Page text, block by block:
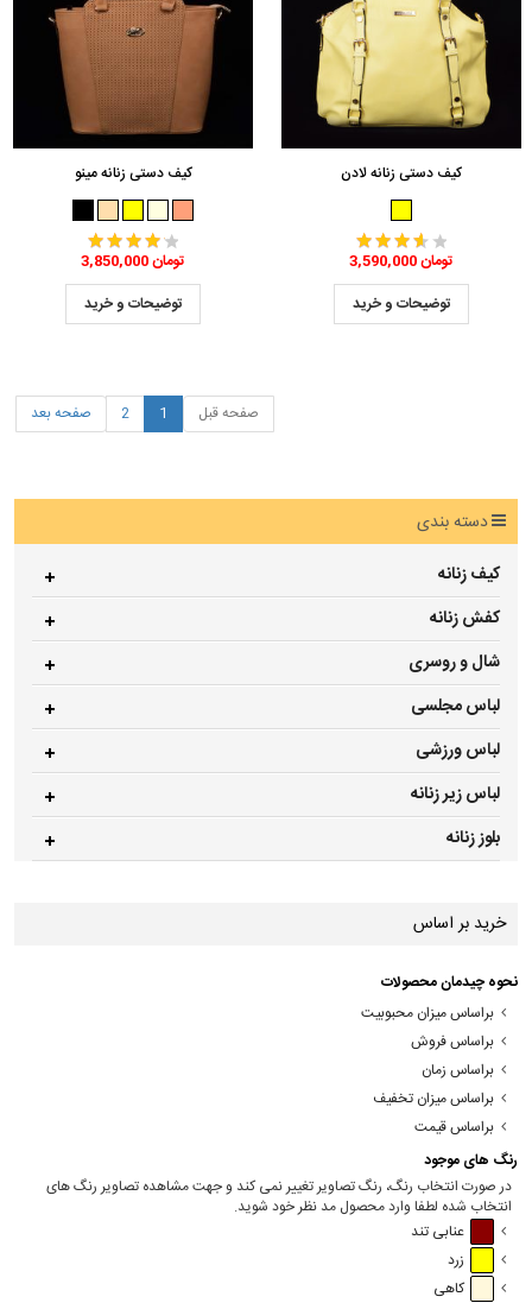
کیف دستی زنانه لادن
3,590,000 تومان
توضیحات و خرید
کیف دستی زنانه مینو
3,850,000 تومان
توضیحات و خرید
صفحه قبل 1
2 صفحه بعد
دسته بندی
کیف زنانه
کفش زنانه
شال و روسری
لباس مجلسی
لباس ورزشی
لباس زیر زنانه
بلوز زنانه
خرید بر اساس
نحوه چیدمان محصولات
براساس میزان محبوبیت
براساس فروش
براساس زمان
براساس میزان تخفیف
براساس قیمت
رنگ های موجود
در صورت انتخاب رنگ، رنگ تصاویر تغییر نمی کند و جهت مشاهده تصاویر رنگ های
انتخاب شده لطفا وارد محصول مد نظر خود شوید.
عنابی تند
زرد
کاهی